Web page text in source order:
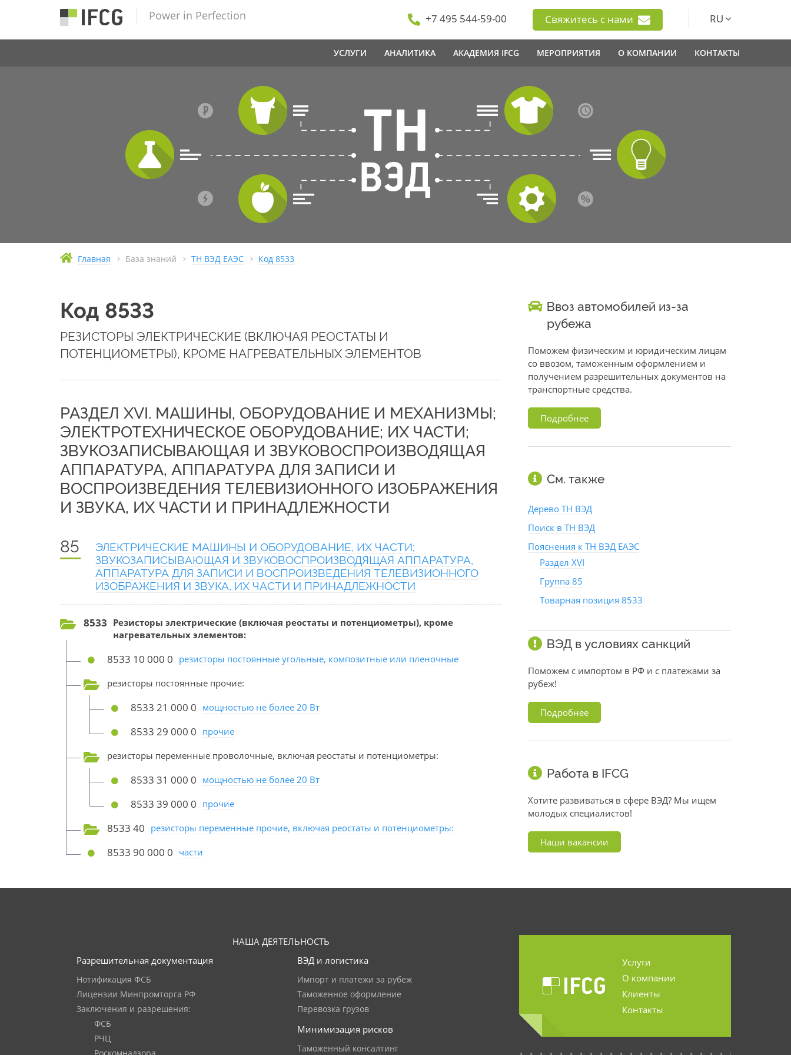
Power in Perfection +7 495 544-59-00 Свяжитесь с нами RU
УСЛУГИ АНАЛИТИКА АКАДЕМИЯ IFCG МЕРОПРИЯТИЯ О КОМПАНИИ КОНТАКТЫ
Главная База знаний ТН ВЭД ЕАЭС Код 8533
Код 8533
РЕЗИСТОРЫ ЭЛЕКТРИЧЕСКИЕ (ВКЛЮЧАЯ РЕОСТАТЫ И
ПОТЕНЦИОМЕТРЫ), КРОМЕ НАГРЕВАТЕЛЬНЫХ ЭЛЕМЕНТОВ
РАЗДЕЛ XVI. МАШИНЫ, ОБОРУДОВАНИЕ И МЕХАНИЗМЫ;
ЭЛЕКТРОТЕХНИЧЕСКОЕ ОБОРУДОВАНИЕ; ИХ ЧАСТИ;
ЗВУКОЗАПИСЫВАЮЩАЯ И ЗВУКОВОСПРОИЗВОДЯЩАЯ
АППАРАТУРА, АППАРАТУРА ДЛЯ ЗАПИСИ И
ВОСПРОИЗВЕДЕНИЯ ТЕЛЕВИЗИОННОГО ИЗОБРАЖЕНИЯ
И ЗВУКА, ИХ ЧАСТИ И ПРИНАДЛЕЖНОСТИ
85
ЭЛЕКТРИЧЕСКИЕ МАШИНЫ И ОБОРУДОВАНИЕ, ИХ ЧАСТИ;
ЗВУКОЗАПИСЫВАЮЩАЯ И ЗВУКОВОСПРОИЗВОДЯЩАЯ АППАРАТУРА,
АППАРАТУРА ДЛЯ ЗАПИСИ И ВОСПРОИЗВЕДЕНИЯ ТЕЛЕВИЗИОННОГО
ИЗОБРАЖЕНИЯ И ЗВУКА, ИХ ЧАСТИ И ПРИНАДЛЕЖНОСТИ
8533 Резисторы электрические (включая реостаты и потенциометры), кроме
нагревательных элементов:
8533 10 000 0 резисторы постоянные угольные, композитные или пленочные
резисторы постоянные прочие:
8533 21 000 0 мощностью не более 20 Вт
8533 29 000 0 прочие
резисторы переменные проволочные, включая реостаты и потенциометры:
8533 31 000 0 мощностью не более 20 Вт
8533 39 000 0 прочие
8533 40 резисторы переменные прочие, включая реостаты и потенциометры:
8533 90 000 0 части
Ввоз автомобилей из-за
рубежа
Поможем физическим и юридическим лицам
со ввозом, таможенным оформлением и
получением разрешительных документов на
транспортные средства.
Подробнее
См. также
Дерево ТН ВЭД
Поиск в ТН ВЭД
Пояснения к ТН ВЭД ЕАЭС
Раздел XVI
Группа 85
Товарная позиция 8533
ВЭД в условиях санкций
Поможем с импортом в РФ и с платежами за
рубеж!
Подробнее
Работа в IFCG
Хотите развиваться в сфере ВЭД? Мы ищем
молодых специалистов!
Наши вакансии
НАША ДЕЯТЕЛЬНОСТЬ
Разрешительная документация
Нотификация ФСБ
Лицензии Минпромторга РФ
Заключения и разрешения:
ФСБ
РЧЦ
ВЭД и логистика
Импорт и платежи за рубеж
Таможенное оформление
Перевозка грузов
Минимизация рисков
Таможенный консалтинг
Услуги
О компании
Клиенты
Контакты